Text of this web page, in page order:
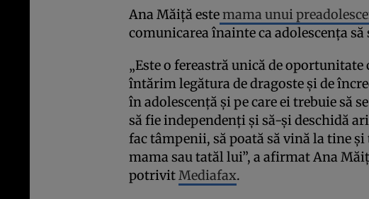
Ana Măiţă estemama unui
comunicarea înainte ca adolescenţa să
„Este o fereastră unică de oportunitate
întărim legătura de dragoste şi de
în adolescenţă şi pe care ei trebuie să
să fie independenţi şi să-şi deschidă
fac tâmpenii, să poată să vină la tine
mama sau tatăl lui”, a afirmat Ana
potrivitMediafax.